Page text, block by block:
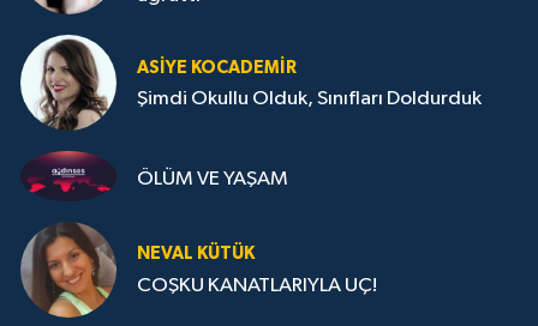
ASIYE KOCADEMİR
Şimdi Okullu Olduk, Sınıfları Doldurduk
ÖLÜM VE YAŞAM
NEVAL KÜTÜK
COŞKU KANATLARIYLA UÇ!